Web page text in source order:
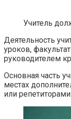
Учитель
Деятельность
уроков,
руководителем
Основная часть
местах
или репетиторами.